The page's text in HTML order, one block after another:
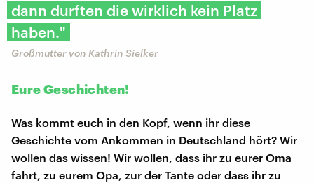
dann durften die wirklich kein Platz
haben."
Großmutter von Kathrin Sielker
Eure Geschichten!
Was kommt euch in den Kopf, wenn ihr diese
Geschichte vom Ankommen in Deutschland hört? Wir
wollen das wissen! Wir wollen, dass ihr zu eurer Oma
fahrt, zu eurem Opa, zur der Tante oder dass ihr zu